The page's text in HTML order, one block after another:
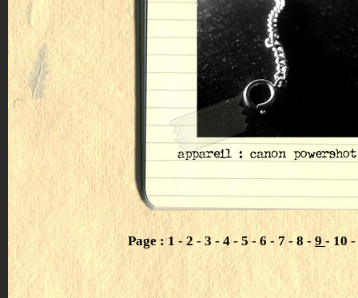
Page :1 -2 -3 - 4- 5- 6 -7- 8 - 9 - 10 -